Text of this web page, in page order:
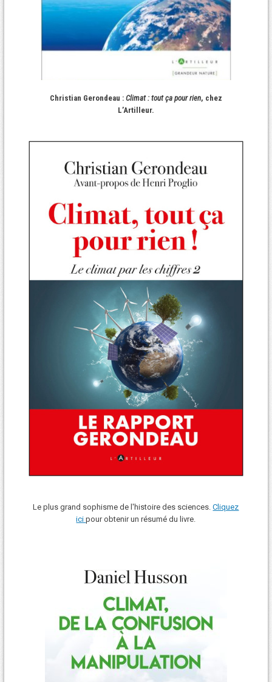
Christian Gerondeau : Climat : tout ça pour rien, chez
L’Artilleur.
Le plus grand sophisme de l'histoire des sciences.Cliquez
icipour obtenir un résumé du livre.